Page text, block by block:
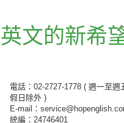
文的新希
電話：02-2727-1778 ( 週一至週
假日除外 )
E-mail：
統編：24746401